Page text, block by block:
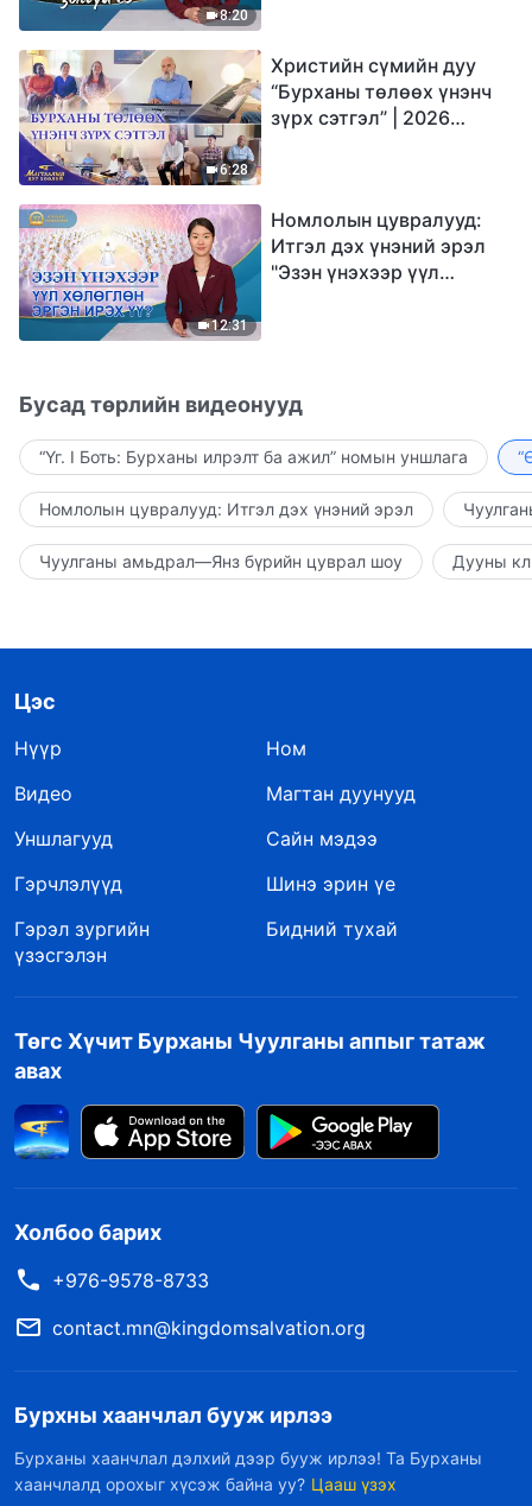
8:20
6:28
Христийн сүмийн дуу
“Бурханы төлөөх үнэнч
зүрх сэтгэл” | 2026
12:31
Номлолын цувралууд:
Итгэл дэх үнэний эрэл
"Эзэн үнэхээр үүл
Бусад төрлийн видеонууд
“Үг. I Боть: Бурханы илрэлт ба ажил” номын уншлага
Номлолын цувралууд: Итгэл дэх үнэний эрэл
Чуулганы амьдрал—Янз бүрийн цуврал шоу Дууны
Цэс
Нүүр
Ном
Видео
Магтан дуунууд
Уншлагууд
Сайн мэдээ
Гэрчлэлүүд
Шинэ эрин үе
Гэрэл зургийн
үзэсгэлэн
Бидний тухай
Төгс Хүчит Бурханы Чуулганы аппыг татаж
авах
Холбоо барих
+976-9578-8733
contact.mn@kingdomsalvation.org
Бурхны хаанчлал бууж ирлээ
Бурханы хаанчлал дэлхий дээр бууж ирлээ! Та Бурханы
хаанчлалд орохыг хүсэж байна уу? Цааш үзэх